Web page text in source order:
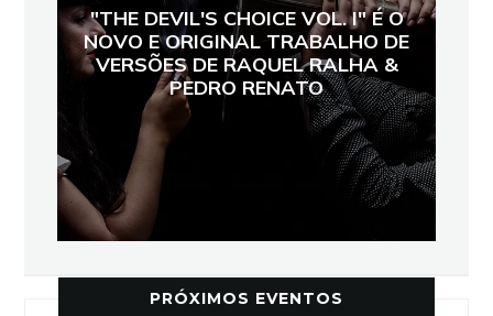
"THE DEVIL'S CHOICE VOL. I" É O
NOVO E ORIGINAL TRABALHO DE
VERSÕES DE RAQUEL RALHA &
PEDRO RENATO
PRÓXIMOS EVENTOS